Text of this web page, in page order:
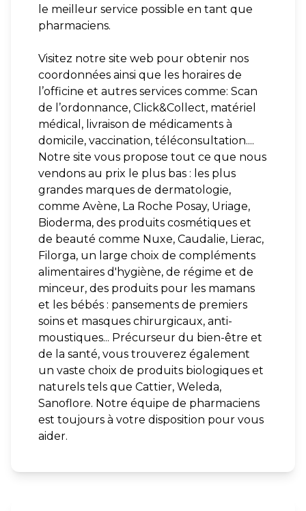
le meilleur service possible en tant que
pharmaciens.
Visitez notre site web pour obtenir nos
coordonnées ainsi que les horaires de
l’officine et autres services comme: Scan
de l’ordonnance, Click&Collect, matériel
médical, livraison de médicaments à
domicile, vaccination, téléconsultation....
Notre site vous propose tout ce que nous
vendons au prix le plus bas : les plus
grandes marques de dermatologie,
comme Avène, La Roche Posay, Uriage,
Bioderma, des produits cosmétiques et
de beauté comme Nuxe, Caudalie, Lierac,
Filorga, un large choix de compléments
alimentaires d'hygiène, de régime et de
minceur, des produits pour les mamans
et les bébés : pansements de premiers
soins et masques chirurgicaux, anti-
moustiques... Précurseur du bien-être et
de la santé, vous trouverez également
un vaste choix de produits biologiques et
naturels tels que Cattier, Weleda,
Sanoflore. Notre équipe de pharmaciens
est toujours à votre disposition pour vous
aider.